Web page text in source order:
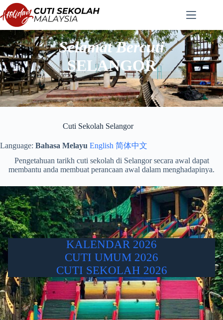
Langkau
ke
kandungan
Selamat Bercuti
SELANGOR
Cuti Sekolah Selangor
Language: Bahasa Melayu English 简体中文
Pengetahuan tarikh cuti sekolah di Selangor secara awal dapat
membantu anda membuat perancaan awal dalam menghadapinya.
KALENDAR 2026
CUTI UMUM 2026
CUTI SEKOLAH 2026